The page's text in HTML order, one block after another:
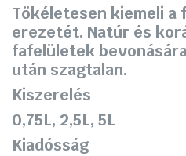
Tökéletesen kiemeli a
erezetét. Natúr és
fafelületek
után szagtalan.
Kiszerelés
0,75L, 2,5L, 5L
Kiadósság